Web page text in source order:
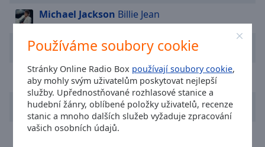
Používáme soubory cookie
Stránky Online Radio Box používají soubory cookie,
aby mohly svým uživatelům poskytovat nejlepší
služby. Upřednostňované rozhlasové stanice a
hudební žánry, oblíbené položky uživatelů, recenze
stanic a mnoho dalších služeb vyžaduje zpracování
vašich osobních údajů.
cancel
and
window.
Michael Jackson Billie Jean
Xindl X...
RoxetteHow Do You Do!
RoxetteSleeping In My Car
The WeekndBlinding Lights